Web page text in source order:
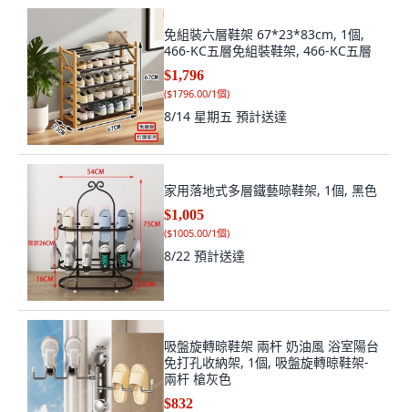
免組裝六層鞋架 67*23*83cm, 1個,
466-KC五層免組裝鞋架, 466-KC五層
$1,796
($1796.00/1個)
8/14 星期五 預計送達
家用落地式多層鐵藝晾鞋架, 1個, 黑色
$1,005
($1005.00/1個)
8/22 預計送達
吸盤旋轉晾鞋架 兩杆 奶油風 浴室陽台
免打孔收納架, 1個, 吸盤旋轉晾鞋架-
兩杆 槍灰色
$832